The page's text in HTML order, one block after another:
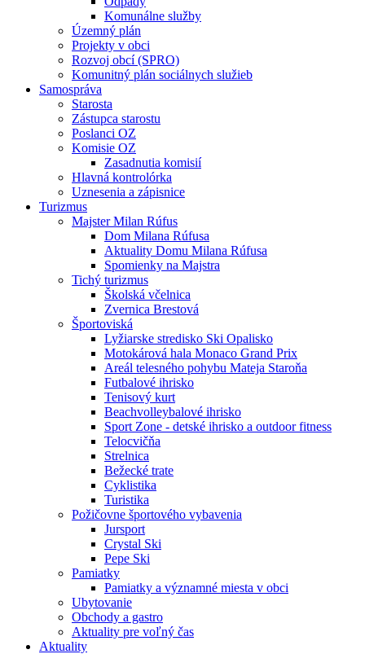
Komunálne služby
Územný plán
Projekty v obci
Rozvoj obcí (SPRO)
Komunitný plán sociálnych služieb
Samospráva
Starosta
Zástupca starostu
Poslanci OZ
Komisie OZ
Zasadnutia komisií
Hlavná kontrolórka
Uznesenia a zápisnice
Turizmus
Majster Milan Rúfus
Dom Milana Rúfusa
Aktuality Domu Milana Rúfusa
Spomienky na Majstra
Tichý turizmus
Školská včelnica
Zvernica Brestová
Športoviská
Lyžiarske stredisko Ski Opalisko
Motokárová hala Monaco Grand Prix
Areál telesného pohybu Mateja Staroňa
Futbalové ihrisko
Tenisový kurt
Beachvolleybalové ihrisko
Sport Zone - detské ihrisko a outdoor fitness
Telocvičňa
Strelnica
Bežecké trate
Cyklistika
Turistika
Požičovne športového vybavenia
Jursport
Crystal Ski
Pepe Ski
Pamiatky
Pamiatky a významné miesta v obci
Ubytovanie
Obchody a gastro
Aktuality pre voľný čas
Aktuality